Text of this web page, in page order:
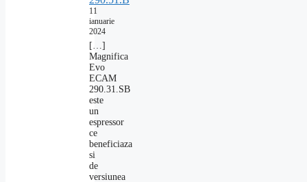
11
ianuarie
2024
[…]
Magnifica
Evo
ECAM
290.31.SB
este
un
espressor
ce
beneficiaza
si
de
versiunea